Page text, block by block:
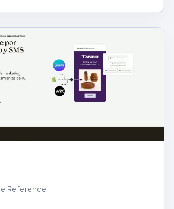
Reference